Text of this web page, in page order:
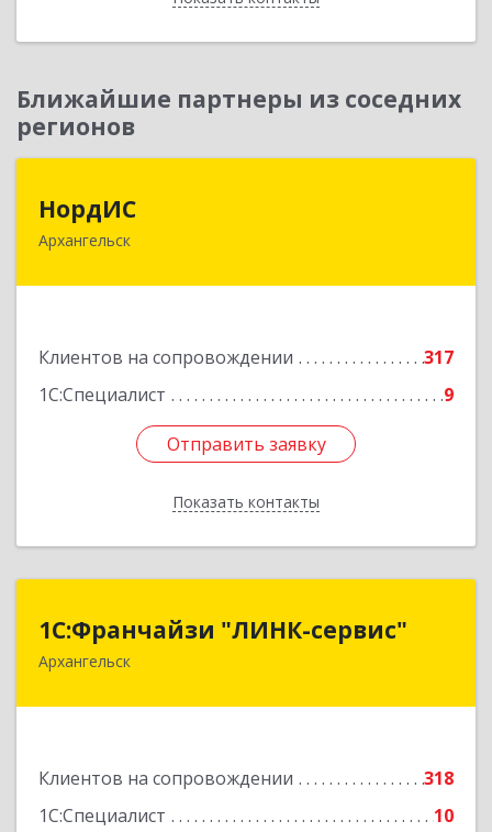
Ближайшие партнеры из соседних
регионов
НордИС
Архангельск
Клиентов на сопровождении
317
1С:Специалист
9
Отправить заявку
Показать контакты
163071, Архангельская обл, Архангельск г,
Отправить заявку
Назад
1С:Франчайзи "ЛИНК-сервис"
Архангельск
Клиентов на сопровождении
318
1С:Специалист
10
1С:Франчайзи "ЛИНК-сервис"
163000, Архангельская обл, Архангельск г,